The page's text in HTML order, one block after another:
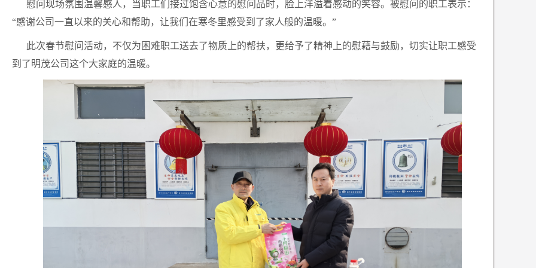
慰问现场氛围温馨感人，当职工们接过饱含心意的慰问品时，脸上洋溢着感动的笑容。被慰问的职工表示：
“感谢公司一直以来的关心和帮助，让我们在寒冬里感受到了家人般的温暖。”
此次春节慰问活动，不仅为困难职工送去了物质上的帮扶，更给予了精神上的慰藉与鼓励，切实让职工感受
到了明茂公司这个大家庭的温暖。